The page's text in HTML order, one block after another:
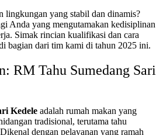
lingkungan yang stabil dan dinamis?
Anda yang mengutamakan kedisiplinan
Simak rincian kualifikasi dan cara
bagian dari tim kami di tahun 2025 ini.
RM Tahu Sumedang Sari
Kedele adalah rumah makan yang
tradisional, terutama tahu
dengan pelayanan yang ramah